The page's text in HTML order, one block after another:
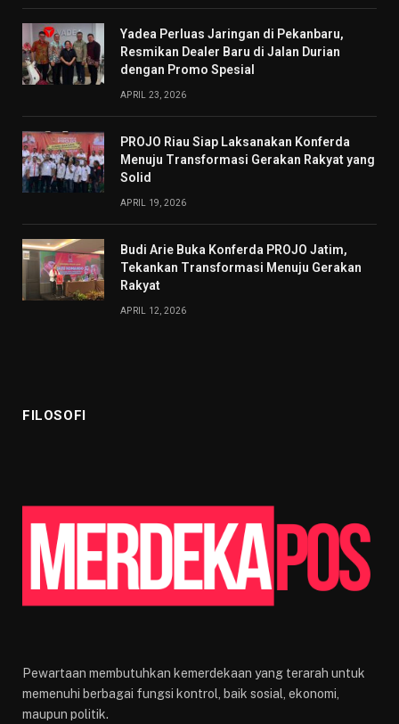
Yadea Perluas Jaringan di Pekanbaru,
Resmikan Dealer Baru di Jalan Durian
dengan Promo Spesial
APRIL 23, 2026
PROJO Riau Siap Laksanakan Konferda
Menuju Transformasi Gerakan Rakyat yang
Solid
APRIL 19, 2026
Budi Arie Buka Konferda PROJO Jatim,
Tekankan Transformasi Menuju Gerakan
Rakyat
APRIL 12, 2026
FILOSOFI
Pewartaan membutuhkan kemerdekaan yang terarah untuk
memenuhi berbagai fungsi kontrol, baik sosial, ekonomi,
maupun politik.